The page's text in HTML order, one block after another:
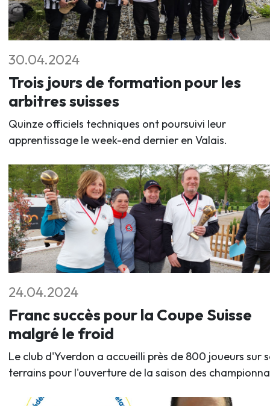
30.04.2024
Trois jours de formation pour les
arbitres suisses
Quinze officiels techniques ont poursuivi leur
apprentissage le week-end dernier en Valais.
24.04.2024
Franc succès pour la Coupe Suisse
malgré le froid
Le club d'Yverdon a accueilli près de 800 joueurs sur
terrains pour l'ouverture de la saison des